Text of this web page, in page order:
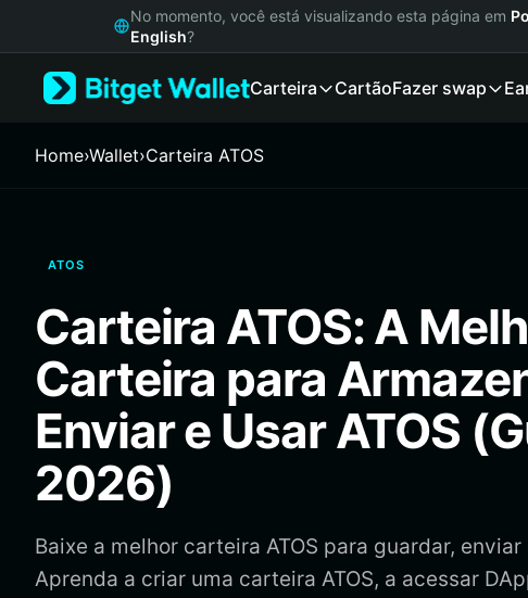
Русский
Italiano
繁體中文
Bahasa Indonesia
ภาษาไทย
Español
Português (Brasil)
Español (Argentina)
No momento, você está visualizando esta página em
English?
Carteira CartãoFazer swap
Home›Wallet›Carteira ATOS
ATOS
Carteira ATOS: A
Carteira para
Enviar e Usar ATOS
2026)
Baixe a melhor carteira ATOS para guardar, enviar
Aprenda a criar uma carteira ATOS, a acessar